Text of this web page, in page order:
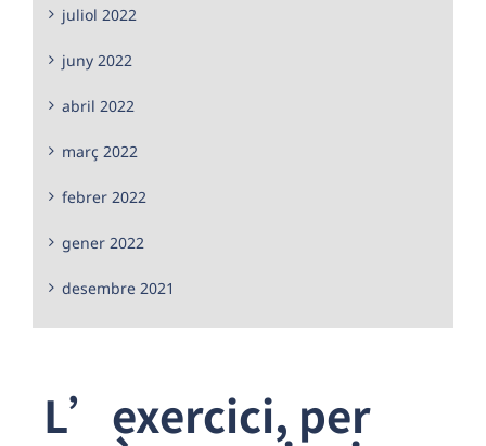
L’exercici, per
juliol 2022
juny 2022
abril 2022
març 2022
febrer 2022
gener 2022
desembre 2021